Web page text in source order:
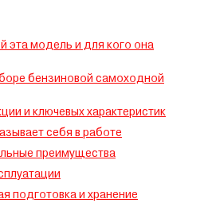
эта модель и для кого она
бензиновой самоходной
и ключевых характеристик
себя в работе
преимущества
подготовка и хранение